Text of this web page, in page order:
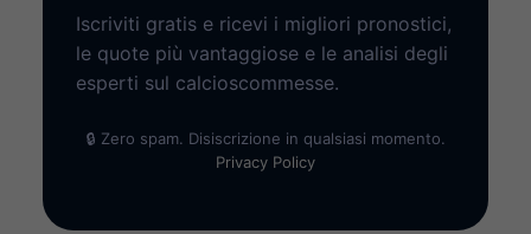
Iscriviti gratis e ricevi i migliori pronostici,
le quote più vantaggiose e le analisi degli
esperti sul calcioscommesse.
🔒 Zero spam. Disiscrizione in qualsiasi momento.
Privacy Policy